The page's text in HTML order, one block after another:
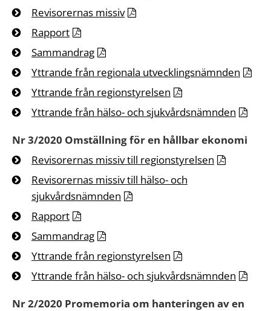
Revisorernas missiv
Rapport
Sammandrag
Yttrande från regionala utvecklingsnämnden
Yttrande från regionstyrelsen
Yttrande från hälso- och sjukvårdsnämnden
Nr 3/2020 Omställning för en hållbar ekonomi
Revisorernas missiv till regionstyrelsen
Revisorernas missiv till hälso- och
sjukvårdsnämnden
Rapport
Sammandrag
Yttrande från regionstyrelsen
Yttrande från hälso- och sjukvårdsnämnden
Nr 2/2020 Promemoria om hanteringen av en